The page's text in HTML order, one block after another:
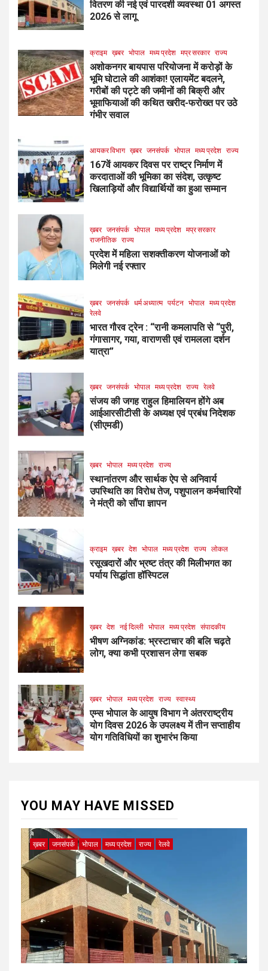
वितरण की नई एवं पारदर्शी व्यवस्था 01 अगस्त
2026 से लागू
क्राइम ख़बर भोपाल मध्य प्रदेश मप्र सरकार राज्य
अशोकनगर बायपास परियोजना में करोड़ों के
भूमि घोटाले की आशंका! एलायमेंट बदलने,
गरीबों की पट्टे की जमीनों की बिक्री और
भूमाफियाओं की कथित खरीद-फरोख्त पर उठे
गंभीर सवाल
आयकर विभाग ख़बर जनसंपर्क भोपाल मध्य प्रदेश राज्य
167वें आयकर दिवस पर राष्ट्र निर्माण में
करदाताओं की भूमिका का संदेश, उत्कृष्ट
खिलाड़ियों और विद्यार्थियों का हुआ सम्मान
ख़बर जनसंपर्क भोपाल मध्य प्रदेश मप्र सरकार
राजनीतिक राज्य
प्रदेश में महिला सशक्तीकरण योजनाओं को
मिलेगी नई रफ्तार
ख़बर जनसंपर्क धर्म अध्यात्म पर्यटन भोपाल मध्य प्रदेश
रेलवे
भारत गौरव ट्रेन : “रानी कमलापति से “पुरी,
गंगासागर, गया, वाराणसी एवं रामलला दर्शन
यात्रा”
ख़बर जनसंपर्क भोपाल मध्य प्रदेश राज्य रेलवे
संजय की जगह राहुल हिमालियन होंगे अब
आईआरसीटीसी के अध्यक्ष एवं प्रबंध निदेशक
(सीएमडी)
ख़बर भोपाल मध्य प्रदेश राज्य
स्थानांतरण और सार्थक ऐप से अनिवार्य
उपस्थिति का विरोध तेज, पशुपालन कर्मचारियों
ने मंत्री को सौंपा ज्ञापन
क्राइम ख़बर देश भोपाल मध्य प्रदेश राज्य लोकल
रसूखदारों और भ्रष्ट तंत्र की मिलीभगत का
पर्याय सिद्धांता हॉस्पिटल
ख़बर देश नई दिल्ली भोपाल मध्य प्रदेश संपादकीय
भीषण अग्निकांड: भ्रस्टाचार की बलि चढ़ते
लोग, क्या कभी प्रशासन लेगा सबक
ख़बर भोपाल मध्य प्रदेश राज्य स्वास्थ्य
एम्स भोपाल के आयुष विभाग ने अंतरराष्ट्रीय
योग दिवस 2026 के उपलक्ष्य में तीन सप्ताहीय
योग गतिविधियों का शुभारंभ किया
YOU MAY HAVE MISSED
ख़बर जनसंपर्क भोपाल मध्य प्रदेश राज्य रेलवे